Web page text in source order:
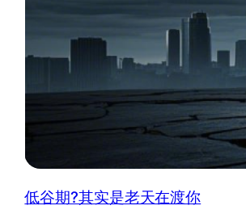
低谷期?其实是老天在渡你